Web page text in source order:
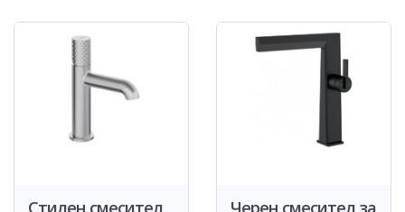
Стилен смесител Черен смесител за